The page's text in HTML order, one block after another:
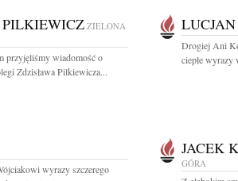
ZIELONA
przyjęliśmy wiadomość o
Zdzisława Pilkiewicza...
LUCJAN
Drogiej Ani
ciepłe wyrazy
wyrazy szczerego
JACEK
GÓRA